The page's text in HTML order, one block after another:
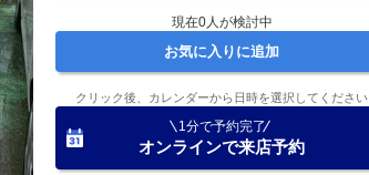
現在0人が検討中
お気に入りに追加
クリック後、カレンダーから日時を選択してください
1分で予約完了
オンラインで来店予約